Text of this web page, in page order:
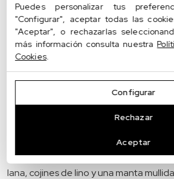
Textiles que suman
calidez
Los textiles son esenciales para
estilo hyggeequilibrada. Cojines,
cortinas aportan esa sensación de
de este estilo.
La superposición es clave. Varias
crean un ambiente acogedor y vivido.
lana, cojines de lino y una manta
Puedes personalizar tus
"Configurar", aceptar todas las
"Aceptar", o rechazarlas
más información consulta nuestra
Cookies.
Configurar
Rechazar
Aceptar